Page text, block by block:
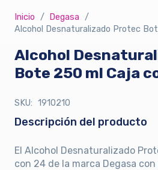
Inicio / Degasa /
Alcohol Desnaturalizado Protec
Alcohol
Bote 250 ml Caja
SKU: 1910210
Descripción del producto
El Alcohol Desnaturalizado
con 24 de la marca Degasa